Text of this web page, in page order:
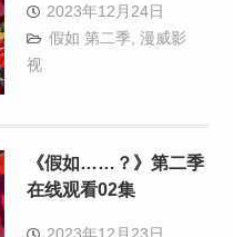
2023年12月24日
假如 第二季 漫威影
视
《假如……？》第二季
在线观看02集